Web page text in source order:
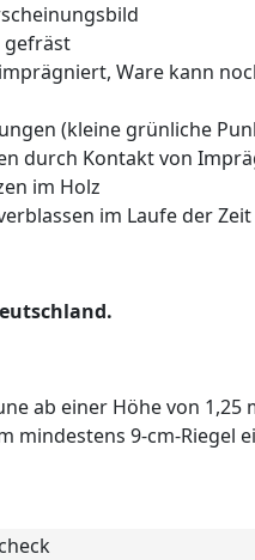
gefräst
Ware kann
(kleine grünliche
durch Kontakt von
im Holz
im Laufe der Zeit
ab einer Höhe von 1,25
mindestens 9-cm-Riegel